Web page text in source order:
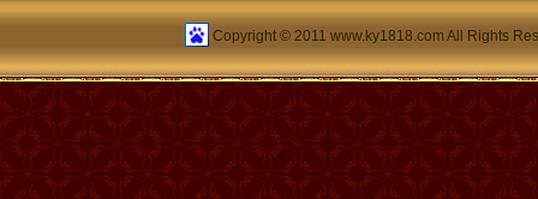
Copyright © 2011 www.ky1818.com All Rights